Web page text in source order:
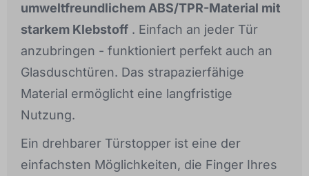
umweltfreundlichem ABS/TPR-Material mit
starkem Klebstoff . Einfach an jeder Tür
anzubringen - funktioniert perfekt auch an
Glasduschtüren. Das strapazierfähige
Material ermöglicht eine langfristige
Nutzung.
Ein drehbarer Türstopper ist eine der
einfachsten Möglichkeiten, die Finger Ihres